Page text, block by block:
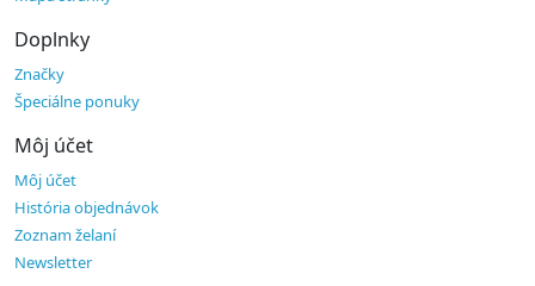
Doplnky
Značky
Špeciálne ponuky
Môj účet
Môj účet
História objednávok
Zoznam želaní
Newsletter